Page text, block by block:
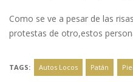
Como se ve a pesar de las
protestas de otro,estos
TAGS: Autos Locos Patán